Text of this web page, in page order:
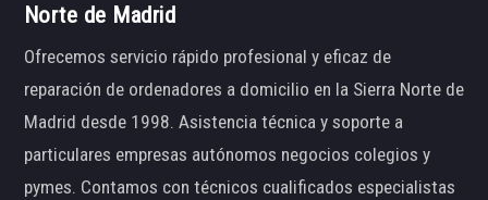
Norte de Madrid
Ofrecemos servicio rápido profesional y eficaz de
reparación de ordenadores a domicilio en la Sierra Norte de
Madrid desde 1998. Asistencia técnica y soporte a
particulares empresas autónomos negocios colegios y
pymes. Contamos con técnicos cualificados especialistas